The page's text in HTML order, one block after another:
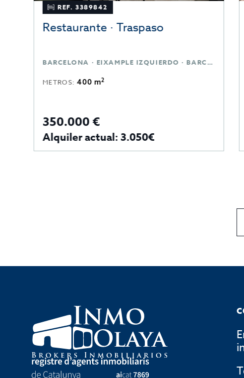
REF. 3389842
Restaurante · Traspaso
BARCELONA · EIXAMPLE IZQUIERDO · BARCELONA
METROS: 400 m2
350.000 €
Alquiler actual: 3.050€